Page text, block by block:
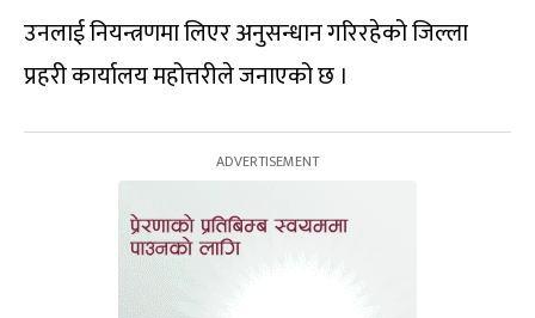
उनलाई नियन्त्रणमा लिएर अनुसन्धान गरिरहेको जिल्ला
प्रहरी कार्यालय महोत्तरीले जनाएको छ ।